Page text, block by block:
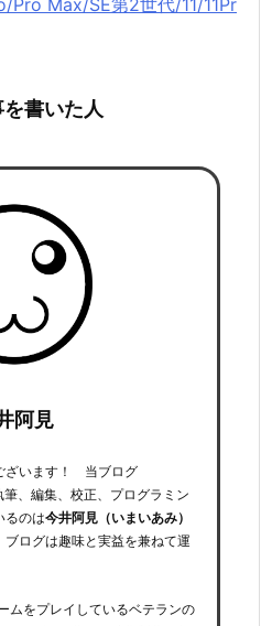
Pro Max/SE第2世代/11/11Pr
書いた人
阿見
ざいます！ 当ブログ
筆、編集、校正、プログラミン
るのは今井阿見（いまいあみ）
ログは趣味と実益を兼ねて運
ムをプレイしているベテランの